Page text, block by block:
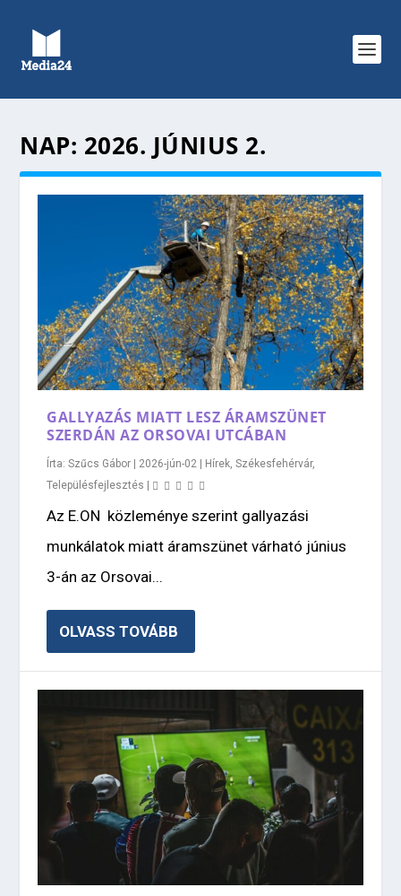
NAP: 2026. JÚNIUS 2.
GALLYAZÁS MIATT LESZ ÁRAMSZÜNET
SZERDÁN AZ ORSOVAI UTCÁBAN
Írta:Szűcs Gábor | 2026-jún-02 | Hírek ,Székesfehérvár,
Településfejlesztés |
Az E.ON közleménye szerint gallyazási
munkálatok miatt áramszünet várható június
3-án az Orsovai...
OLVASS TOVÁBB